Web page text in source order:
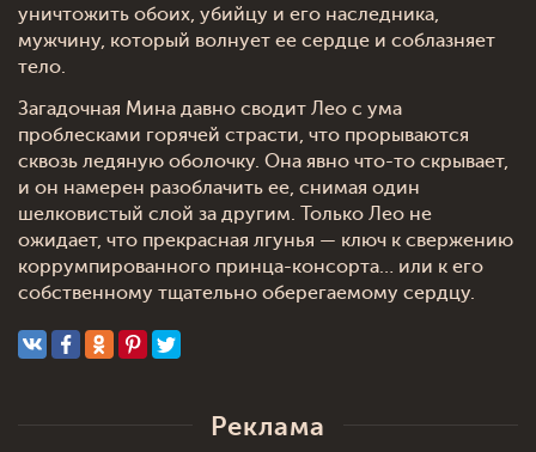
уничтожить обоих, убийцу и его наследника,
мужчину, который волнует ее сердце и соблазняет
тело.
Загадочная Мина давно сводит Лео с ума
проблесками горячей страсти, что прорываются
сквозь ледяную оболочку. Она явно что-то скрывает,
и он намерен разоблачить ее, снимая один
шелковистый слой за другим. Только Лео не
ожидает, что прекрасная лгунья — ключ к свержению
коррумпированного принца-консорта… или к его
собственному тщательно оберегаемому сердцу.
Реклама